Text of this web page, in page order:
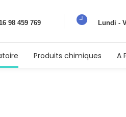
98 459 769 Lundi -
Produits chimiques A